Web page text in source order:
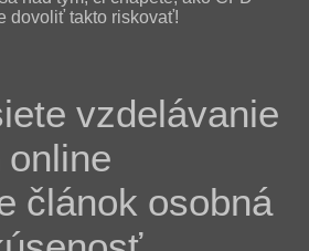
dovoliť takto riskovať!
vzdelávanie
online
článok osobná